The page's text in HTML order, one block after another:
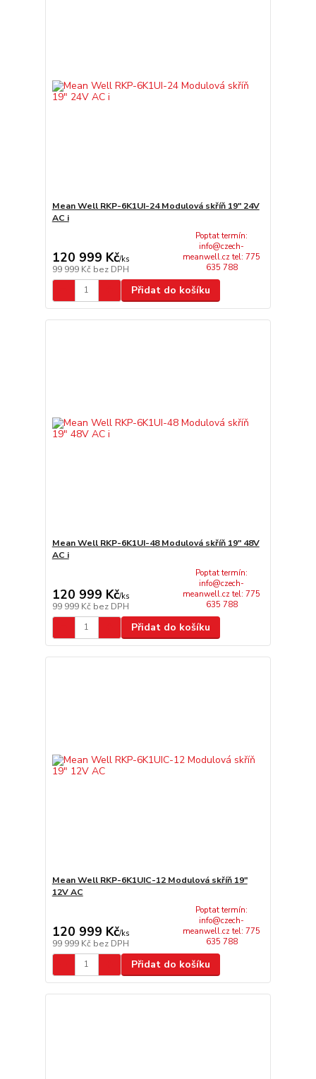
Mean Well RKP-6K1UI-24 Modulová skříň 19" 24V
AC i
120 999 Kč/ks
99 999 Kč bez DPH
Poptat termín:
info@czech-
meanwell.cz tel: 775
635 788
Přidat do košíku
Mean Well RKP-6K1UI-48 Modulová skříň 19" 48V
AC i
120 999 Kč/ks
99 999 Kč bez DPH
Poptat termín:
info@czech-
meanwell.cz tel: 775
635 788
Přidat do košíku
Mean Well RKP-6K1UIC-12 Modulová skříň 19"
12V AC
120 999 Kč/ks
99 999 Kč bez DPH
Poptat termín:
info@czech-
meanwell.cz tel: 775
635 788
Přidat do košíku